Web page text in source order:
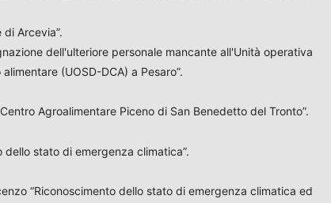
Arcevia”.
dell'ulteriore personale mancante all'Unità operativa
(UOSD-DCA) a Pesaro”.
Agroalimentare Piceno di San Benedetto del Tronto”.
dello stato di emergenza climatica”.
“Riconoscimento dello stato di emergenza climatica ed